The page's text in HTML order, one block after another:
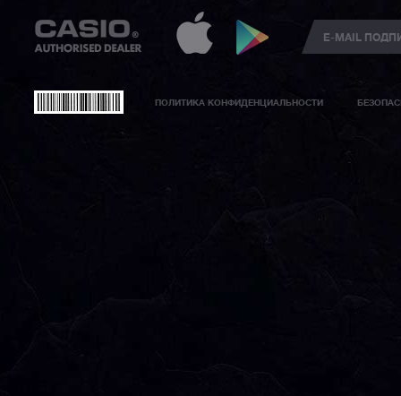
ПОЛИТИКА КОНФИДЕНЦИАЛЬНОСТИ